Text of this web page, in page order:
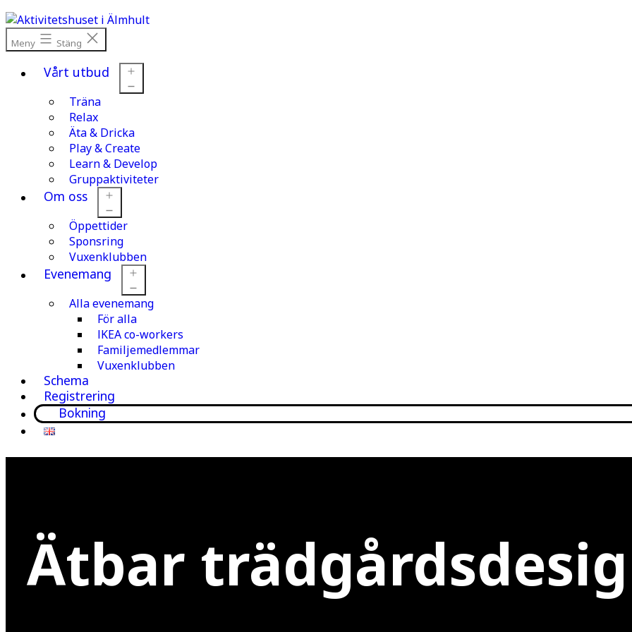
Hoppa
till
innehåll
Meny Stäng
Vårt utbud
Träna
Relax
Äta & Dricka
Play & Create
Learn & Develop
Gruppaktiviteter
Om oss
Öppna
meny
Öppettider
Sponsring
Vuxenklubben
Evenemang
Öppna
meny
Alla evenemang
För alla
IKEA co-workers
Familjemedlemmar
Vuxenklubben
Schema
Registrering
Bokning
Ätbar